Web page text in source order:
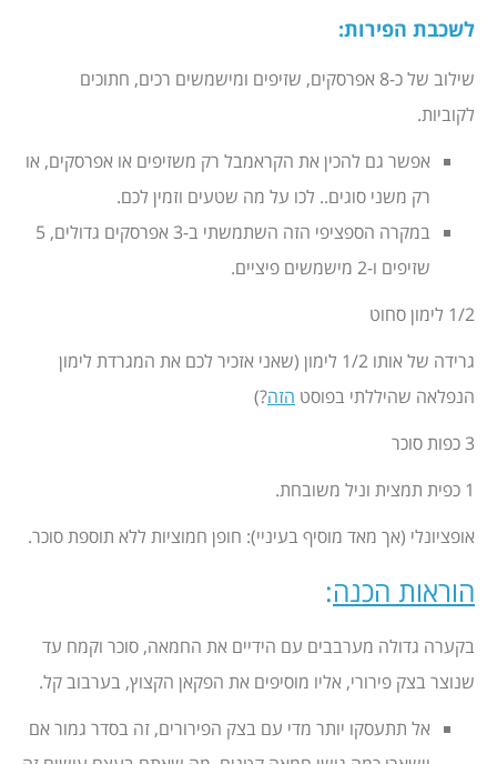
לשכבת הפירות:
שילוב של כ-8 אפרסקים, שזיפים ומישמשים רכים, חתוכים
לקוביות.
אפשר גם להכין את הקראמבל רק משזיפים או אפרסקים, או
רק משני סוגים.. לכו על מה שטעים וזמין לכם.
במקרה הספציפי הזה השתמשתי ב-3 אפרסקים גדולים, 5
שזיפים ו-2 מישמשים פיציים.
1/2 לימון סחוט
גרידה של אותו 1/2 לימון (שאני אזכיר לכם את המגרדת לימון
הנפלאה שהיללתי בפוסט הזה?)
3 כפות סוכר
1 כפית תמצית וניל משובחת.
אופציונלי (אך מאד מוסיף בעיניי): חופן חמוציות ללא תוספת סוכר.
הוראות הכנה:
בקערה גדולה מערבבים עם הידיים את החמאה, סוכר וקמח עד
שנוצר בצק פירורי, אליו מוסיפים את הפקאן הקצוץ, בערבוב קל.
אל תתעסקו יותר מדי עם בצק הפירורים, זה בסדר גמור אם